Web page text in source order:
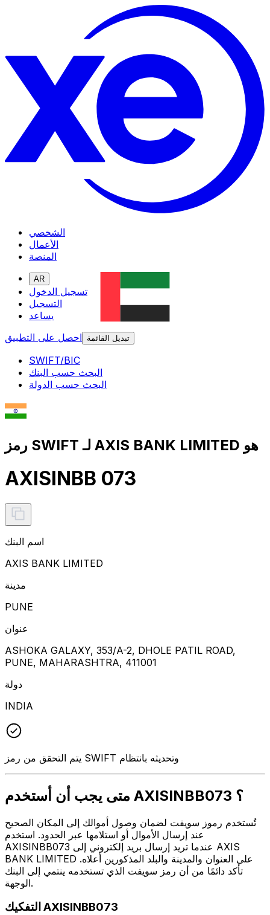
الشخصي
الأعمال
المنصة
AR
تسجيل الدخول
التسجيل
يساعد
احصل على التطبيق
تبديل القائمة
SWIFT/BIC
البحث حسب البنك
البحث حسب الدولة
رمز SWIFT لـ AXIS BANK LIMITED هو
AXISINBB 073
اسم البنك
AXIS BANK LIMITED
مدينة
PUNE
عنوان
ASHOKA GALAXY, 353/A-2, DHOLE PATIL ROAD,
PUNE, MAHARASHTRA, 411001
دولة
INDIA
يتم التحقق من رمز SWIFT وتحديثه بانتظام
متى يجب أن أستخدم AXISINBB073 ؟
تُستخدم رموز سويفت لضمان وصول أموالك إلى المكان الصحيح
عند إرسال الأموال أو استلامها عبر الحدود. استخدم
AXISINBB073 عندما تريد إرسال بريد إلكتروني إلى AXIS
BANK LIMITED على العنوان والمدينة والبلد المذكورين أعلاه.
تأكد دائمًا من أن رمز سويفت الذي تستخدمه ينتمي إلى البنك
الوجهة.
التفكيك AXISINBB073